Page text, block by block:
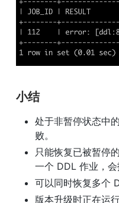
小结
处于非暂停状态中
败。
只能恢复已被暂停
一个 DDL 作业，会
可以同时恢复多个
版本升级时正在运